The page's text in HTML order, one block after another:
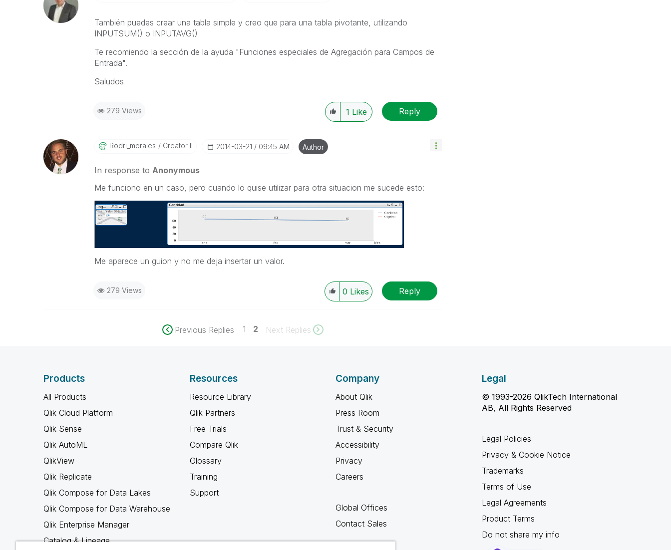
También puedes crear una tabla simple y creo que para una tabla pivotante, utilizando
INPUTSUM() o INPUTAVG()
Te recomiendo la sección de la ayuda "Funciones especiales de Agregación para Campos de
Entrada".
Saludos
279 Views 1 Like Reply
Rodri_morales Creator II ‎2014-03-21 09:45 AM Author
In response to Anonymous
Me funciono en un caso, pero cuando lo quise utilizar para otra situacion me sucede esto:
Me aparece un guion y no me deja insertar un valor.
279 Views 0 Likes Reply
Previous Replies 1 2 Next Replies
Products
All Products
Qlik Cloud Platform
Qlik Sense
Qlik AutoML
QlikView
Qlik Replicate
Qlik Compose for Data Lakes
Qlik Compose for Data Warehouse
Qlik Enterprise Manager
Catalog & Lineage
Resources
Resource Library
Qlik Partners
Free Trials
Compare Qlik
Glossary
Training
Support
Company
About Qlik
Press Room
Trust & Security
Accessibility
Privacy
Careers
Global Offices
Contact Sales
Legal
© 1993-2026 QlikTech International
AB, All Rights Reserved
Legal Policies
Privacy & Cookie Notice
Trademarks
Terms of Use
Legal Agreements
Product Terms
Do not share my info